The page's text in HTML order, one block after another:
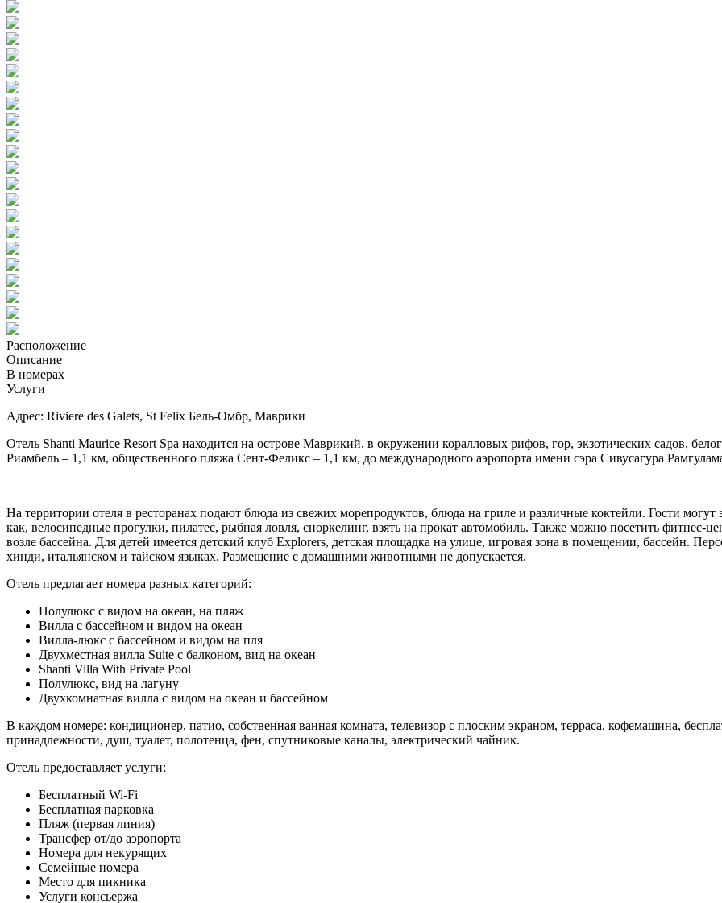
Расположение
Описание
В номерах
Услуги
Адрес: Riviere des Galets, St Felix Бель-Омбр, Маврики
Отель Shanti Maurice Resort Spa находится на острове Маврикий, в окружении коралловых рифов, гор, экзотических садов,
Риамбель – 1,1 км, общественного пляжа Сент-Феликс – 1,1 км, до международного аэропорта имени сэра Сивусагура
На территории отеля в ресторанах подают блюда из свежих морепродуктов, блюда на гриле и различные коктейли. Гости
как, велосипедные прогулки, пилатес, рыбная ловля, сноркелинг, взять на прокат автомобиль. Также можно посетить фитнес-
возле бассейна. Для детей имеется детский клуб Explorers, детская площадка на улице, игровая зона в помещении, бассейн.
хинди, итальянском и тайском языках. Размещение с домашними животными не допускается.
Отель предлагает номера разных категорий:
Полулюкс с видом на океан, на пляж
Вилла с бассейном и видом на океан
Вилла-люкс с бассейном и видом на пля
Двухместная вилла Suite с балконом, вид на океан
Shanti Villa With Private Pool
Полулюкс, вид на лагуну
Двухкомнатная вилла с видом на океан и бассейном
В каждом номере: кондиционер, патио, собственная ванная комната, телевизор с плоским экраном, терраса, кофемашина, б
принадлежности, душ, туалет, полотенца, фен, спутниковые каналы, электрический чайник.
Отель предоставляет услуги:
Бесплатный Wi-Fi
Бесплатная парковка
Пляж (первая линия)
Трансфер от/до аэропорта
Номера для некурящих
Семейные номера
Место для пикника
Услуги консьержа